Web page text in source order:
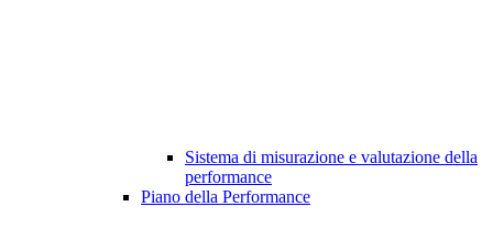
Sistema di misurazione e valutazione della
performance
Piano della Performance